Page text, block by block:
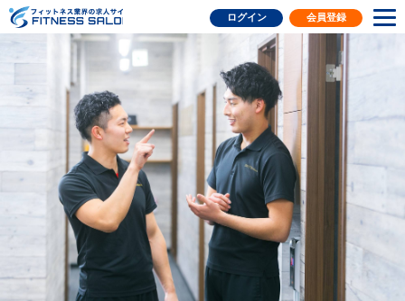
フィットネス業界の求人
ログイン 会員登録